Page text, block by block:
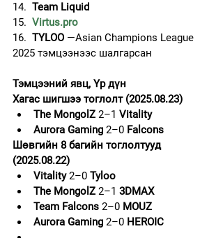
14. Team Liquid
15. Virtus.pro
16. TYLOO —Asian Champions League
2025 тэмцээнээс шалгарсан
Тэмцээний явц, Үр дүн
Хагас шигшээ тоглолт (2025.08.23)
The MongolZ 2–1 Vitality
Aurora Gaming 2–0 Falcons
Шөвгийн 8 багийн тоглолтууд
(2025.08.22)
Vitality 2–0 Tyloo
The MongolZ 2–1 3DMAX
Team Falcons 2–0 MOUZ
Aurora Gaming 2–0 HEROIC